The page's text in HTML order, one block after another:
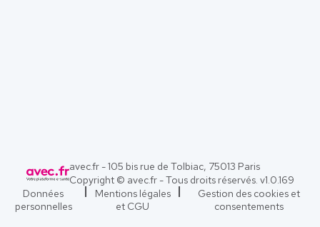
avec.fr - 105 bis rue de Tolbiac, 75013 Paris
Copyright © avec.fr - Tous droits réservés. v1.0.169
Données
personnelles
Mentions légales
et CGU
Gestion des cookies et
consentements